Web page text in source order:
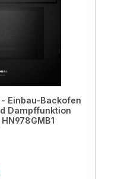
Einbau-Backofen
Dampffunktion